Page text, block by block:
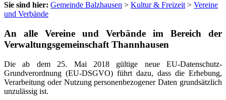
Sie sind hier: Gemeinde Balzhausen > Kultur & Freizeit > Vereine
und Verbände
An alle Vereine und Verbände im Bereich der
Verwaltungsgemeinschaft Thannhausen
Die ab dem 25. Mai 2018 gültige neue EU-Datenschutz-
Grundverordnung (EU-DSGVO) führt dazu, dass die Erhebung,
Verarbeitung oder Nutzung personenbezogener Daten grundsätzlich
unzulässig ist.